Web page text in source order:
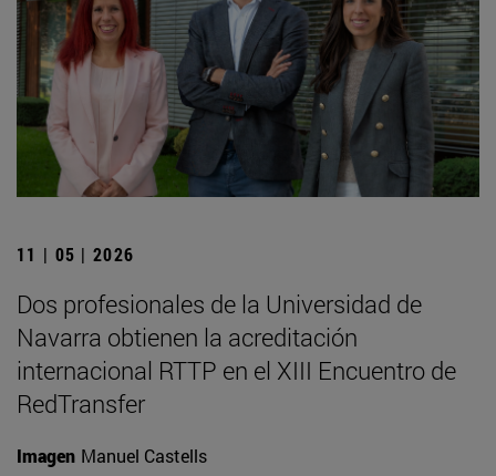
11 | 05 | 2026
Dos profesionales de la Universidad de
Navarra obtienen la acreditación
internacional RTTP en el XIII Encuentro de
RedTransfer
Imagen Manuel Castells